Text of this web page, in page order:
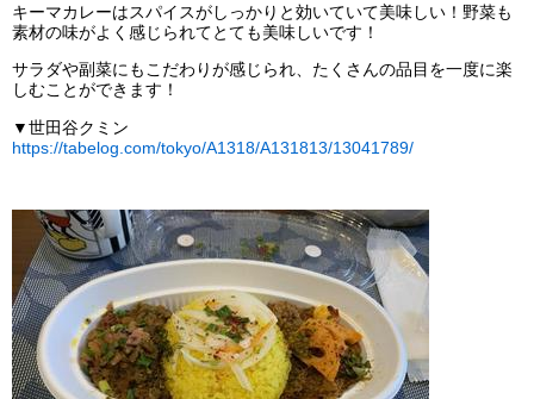
キーマカレーはスパイスがしっかりと効いていて美味しい！野菜も
素材の味がよく感じられてとても美味しいです！
サラダや副菜にもこだわりが感じられ、たくさんの品目を一度に楽
しむことができます！
▼世田谷クミン
https://tabelog.com/tokyo/A1318/A131813/13041789/